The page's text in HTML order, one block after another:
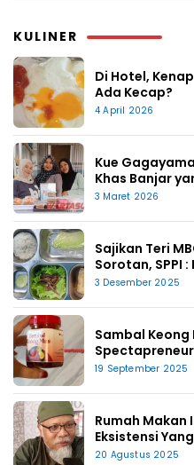
KULINER
Di Hotel,
Ada Kecap?
4 April 2026
Kue
Khas Banjar
3 Maret 2026
Sajikan Teri
Sorotan, SPPI
3 Desember 2025
Sambal Keong
19 September 2025
Rumah Makan
Eksistensi
20 Agustus 2025